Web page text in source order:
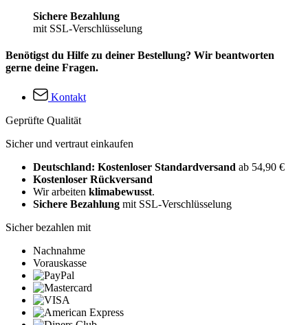
Sichere Bezahlung
mit SSL-Verschlüsselung
Benötigst du Hilfe zu deiner Bestellung? Wir beantworten
gerne deine Fragen.
Kontakt
Geprüfte Qualität
Sicher und vertraut einkaufen
Deutschland: Kostenloser Standardversand ab 54,90 €
Kostenloser Rückversand
Wir arbeiten klimabewusst.
Sichere Bezahlung mit SSL-Verschlüsselung
Sicher bezahlen mit
Nachnahme
Vorauskasse